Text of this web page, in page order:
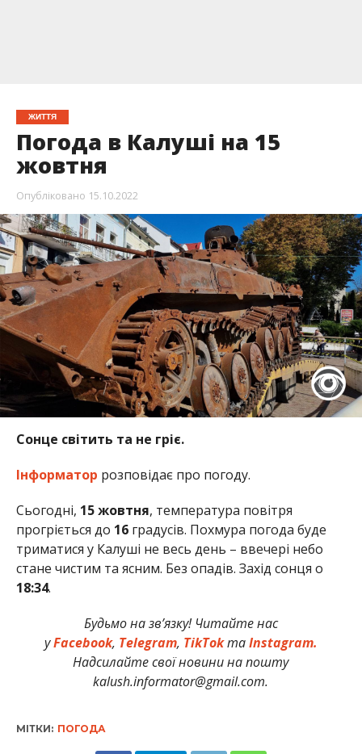
ЖИТТЯ
Погода в Калуші на 15
жовтня
Опубліковано 15.10.2022
Сонце світить та не гріє.
Інформатор розповідає про погоду.
Сьогодні, 15 жовтня, температура повітря
прогріється до 16градусів. Похмура погода буде
триматися у Калуші не весь день – ввечері небо
стане чистим та ясним. Без опадів. Захід сонця о
18:34.
Будьмо на зв’язку! Читайте нас
уFacebook, Telegram, TikTokтаInstagram.
Надсилайте свої новини на пошту
kalush.informator@gmail.com.
МІТКИ: ПОГОДА